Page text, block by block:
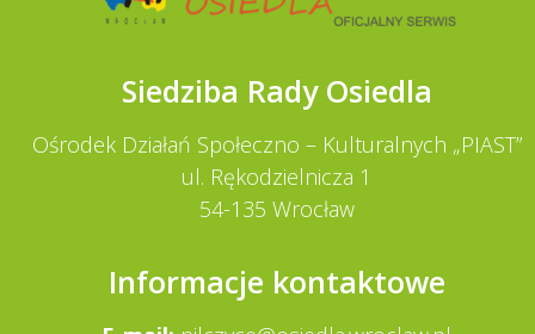
Siedziba Rady Osiedla
Ośrodek Działań Społeczno – Kulturalnych „PIAST”
ul. Rękodzielnicza 1
54-135 Wrocław
Informacje kontaktowe